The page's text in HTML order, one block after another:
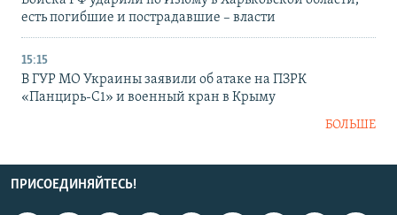
есть погибшие и пострадавшие – власти
15:15
В ГУР МО Украины заявили об атаке на ПЗРК
«Панцирь-С1» и военный кран в Крыму
БОЛЬШЕ
ПРИСОЕДИНЯЙТЕСЬ!